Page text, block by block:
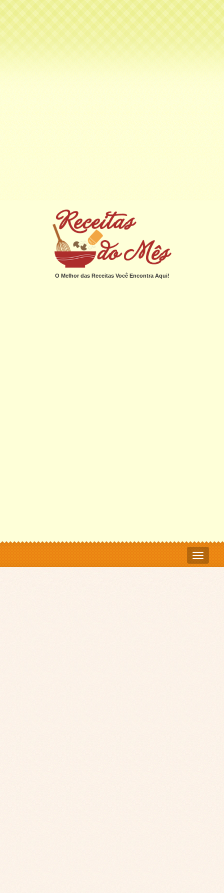
O Melhor das Receitas Você Encontra Aqui!